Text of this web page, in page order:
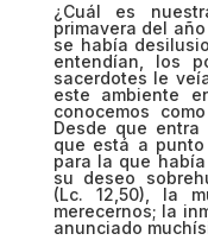
¿Cuál es
primavera del
se había
entendían, los
sacerdotes le
este ambiente
conocemos
Desde que
que está a
para la que
su deseo
(Lc. 12,50), la
merecernos; la
anunciado